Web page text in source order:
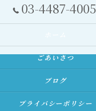
03-4487-4005
ごあいさつ
ブログ
プライバシーポリシー